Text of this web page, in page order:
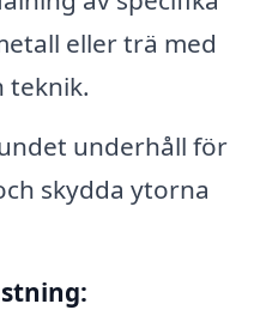
eller trä med
teknik.
underhåll för
skydda ytorna